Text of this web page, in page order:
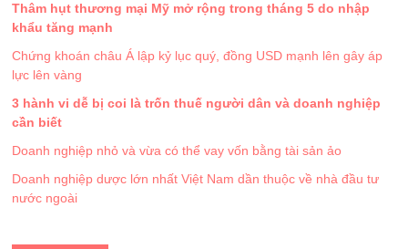
Thâm hụt thương mại Mỹ mở rộng trong tháng 5 do nhập
khẩu tăng mạnh
Chứng khoán châu Á lập kỷ lục quý, đồng USD mạnh lên gây áp
lực lên vàng
3 hành vi dễ bị coi là trốn thuế người dân và doanh nghiệp
cần biết
Doanh nghiệp nhỏ và vừa có thể vay vốn bằng tài sản ảo
Doanh nghiệp dược lớn nhất Việt Nam dần thuộc về nhà đầu tư
nước ngoài